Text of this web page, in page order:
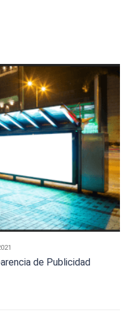
de Publicidad